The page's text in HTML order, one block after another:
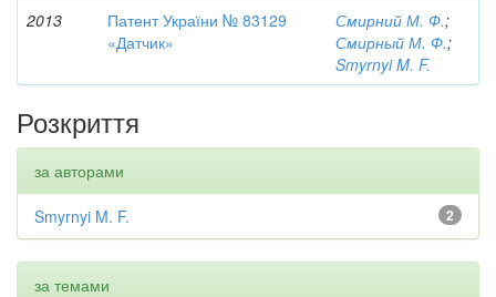
2013
Патент України № 83129
«Датчик»
Смирний М. Ф.;
Смирный М. Ф.;
Smyrnyi M. F.
Розкриття
за авторами
2
Smyrnyi M. F.
за темами